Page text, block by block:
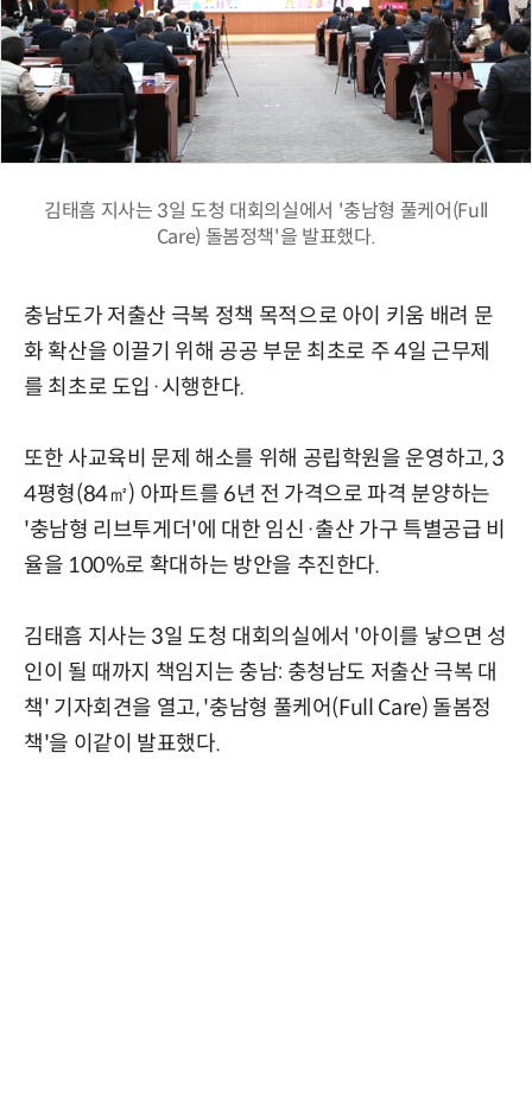
김태흠 지사는 3일 도청 대회의실에서 '충남형 풀케어(Full
Care) 돌봄정책'을 발표했다.
충남도가 저출산 극복 정책 목적으로 아이 키움 배려 문
화 확산을 이끌기 위해 공공 부문 최초로 주 4일 근무제
를 최초로 도입·시행한다.
또한 사교육비 문제 해소를 위해 공립학원을 운영하고, 3
4평형(84㎡) 아파트를 6년 전 가격으로 파격 분양하는
'충남형 리브투게더'에 대한 임신·출산 가구 특별공급 비
율을 100%로 확대하는 방안을 추진한다.
김태흠 지사는 3일 도청 대회의실에서 '아이를 낳으면 성
인이 될 때까지 책임지는 충남: 충청남도 저출산 극복 대
책' 기자회견을 열고, '충남형 풀케어(Full Care) 돌봄정
책'을 이같이 발표했다.